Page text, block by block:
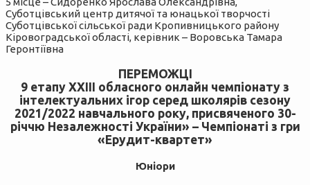
Суботцівський центр дитячої та юнацької творчості
Суботцівської сільської ради Кропивницького району
Кіровоградської області, керівник – Воровська Тамара
Геронтіївна
ПЕРЕМОЖЦІ
9 етапу ХXІІІ обласного онлайн чемпіонату з
інтелектуальних ігор серед школярів сезону
2021/2022 навчального року, присвяченого 30-
річчю Незалежності України» – Чемпіонаті з гри
«Ерудит-квартет»
Юніори